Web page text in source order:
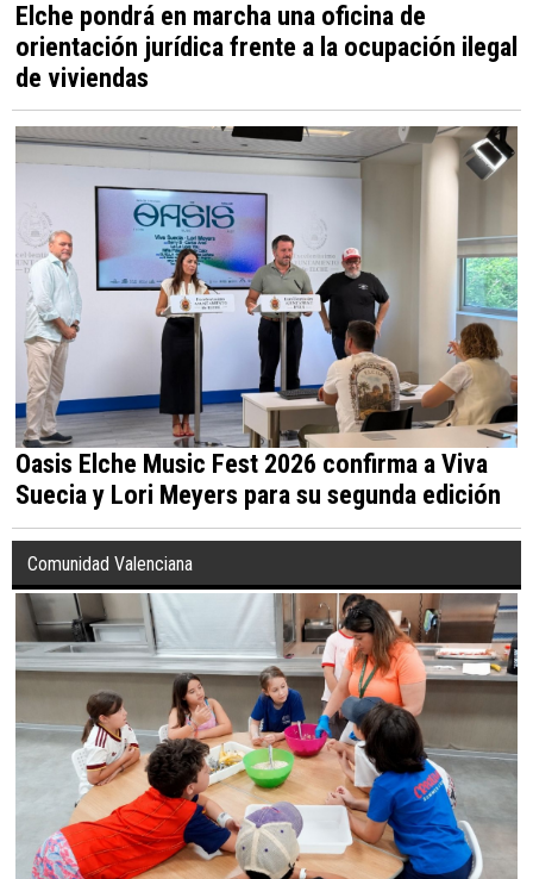
Elche pondrá en marcha una oficina de
orientación jurídica frente a la ocupación ilegal
de viviendas
Oasis Elche Music Fest 2026 confirma a Viva
Suecia y Lori Meyers para su segunda edición
Comunidad Valenciana